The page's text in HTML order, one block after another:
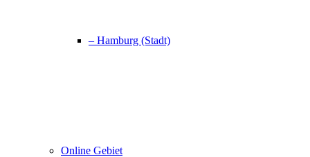
– Hamburg (Stadt)
Online Gebiet